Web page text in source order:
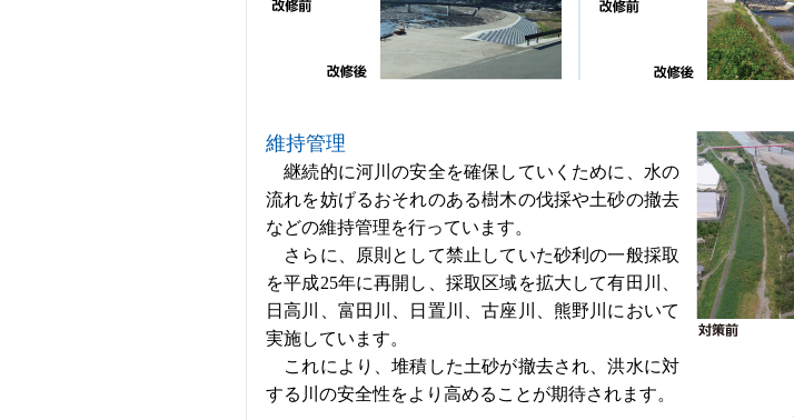
維持管理
継続的に河川の安全を確保していくために、水の
流れを妨げるおそれのある樹木の伐採や土砂の撤去
などの維持管理を行っています。
さらに、原則として禁止していた砂利の一般採取
を平成25年に再開し、採取区域を拡大して有田川、
日高川、富田川、日置川、古座川、熊野川において
実施しています。
これにより、堆積した土砂が撤去され、洪水に対
する川の安全性をより高めることが期待されます。